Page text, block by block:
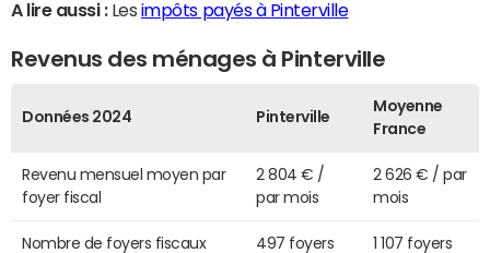
A lire aussi :Les impôts payés à Pinterville
Revenus des ménages à Pinterville
Données 2024 Pinterville
Moyenne
France
Revenu mensuel moyen par
foyer fiscal
2 804 € /
par mois
2 626 € / par
mois
Nombre de foyers fiscaux 497 foyers 1 107 foyers